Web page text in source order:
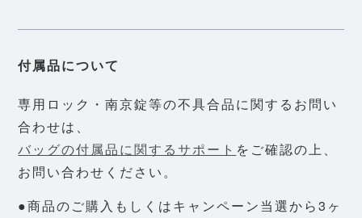
付属品について
専用ロック・南京錠等の不具合品に関するお問い
合わせは、
バッグの付属品に関するサポート をご確認の上、
お問い合わせください。
●商品のご購入もしくはキャンペーン当選から3ヶ